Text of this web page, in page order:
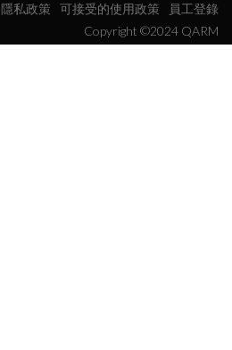
隱私政策 可接受的使用政策
員工登錄
Copyright ©2024 QARM